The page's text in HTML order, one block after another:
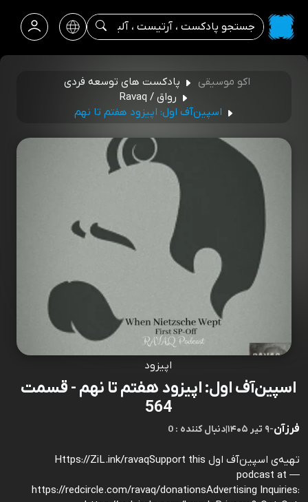
اکو موسیقی
پادکست های توسعه فردی
رواق / Ravaq
اسپین‌آف اول: اپیزود هفتم تا نهم
اپیزود
اسپین‌آف اول: اپیزود هفتم تا نهم - قسمت
564
فرزآن-۹ تیر ۱۴۰۵ |0 : دنبال کننده
تهیه‌ی اسپین‌آف اول Https://ZiL.ink/ravaqSupport this
podcast at —
https://redcircle.com/ravaq/donationsAdvertising Inquiries: